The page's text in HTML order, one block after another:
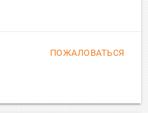
ПОЖАЛОВАТЬСЯ